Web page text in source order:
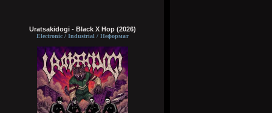
Uratsakidogi - Black X Hop (2026)
Electronic / Industrial / Неформат